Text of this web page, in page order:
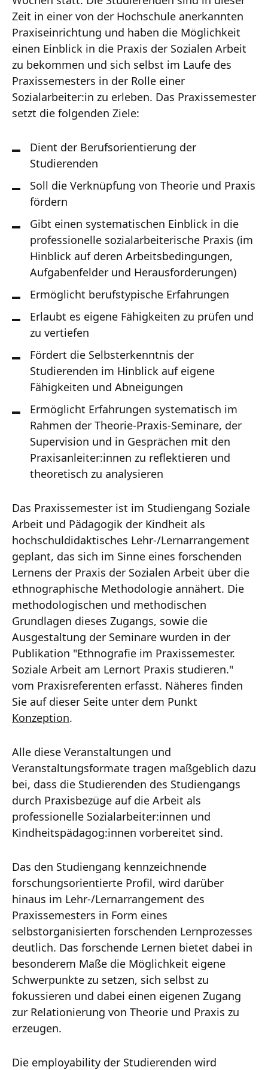
Zeit in einer von der Hochschule anerkannten
Praxiseinrichtung und haben die Möglichkeit
einen Einblick in die Praxis der Sozialen Arbeit
zu bekommen und sich selbst im Laufe des
Praxissemesters in der Rolle einer
Sozialarbeiter:in zu erleben. Das Praxissemester
setzt die folgenden Ziele:
Dient der Berufsorientierung der
Studierenden
Soll die Verknüpfung von Theorie und Praxis
fördern
Gibt einen systematischen Einblick in die
professionelle sozialarbeiterische Praxis (im
Hinblick auf deren Arbeitsbedingungen,
Aufgabenfelder und Herausforderungen)
Ermöglicht berufstypische Erfahrungen
Erlaubt es eigene Fähigkeiten zu prüfen und
zu vertiefen
Fördert die Selbsterkenntnis der
Studierenden im Hinblick auf eigene
Fähigkeiten und Abneigungen
Ermöglicht Erfahrungen systematisch im
Rahmen der Theorie-Praxis-Seminare, der
Supervision und in Gesprächen mit den
Praxisanleiter:innen zu reflektieren und
theoretisch zu analysieren
Das Praxissemester ist im Studiengang Soziale
Arbeit und Pädagogik der Kindheit als
hochschuldidaktisches Lehr-/Lernarrangement
geplant, das sich im Sinne eines forschenden
Lernens der Praxis der Sozialen Arbeit über die
ethnographische Methodologie annähert. Die
methodologischen und methodischen
Grundlagen dieses Zugangs, sowie die
Ausgestaltung der Seminare wurden in der
Publikation "Ethnografie im Praxissemester.
Soziale Arbeit am Lernort Praxis studieren."
vom Praxisreferenten erfasst. Näheres finden
Sie auf dieser Seite unter dem Punkt
Konzeption.
Alle diese Veranstaltungen und
Veranstaltungsformate tragen maßgeblich dazu
bei, dass die Studierenden des Studiengangs
durch Praxisbezüge auf die Arbeit als
professionelle Sozialarbeiter:innen und
Kindheitspädagog:innen vorbereitet sind.
Das den Studiengang kennzeichnende
forschungsorientierte Profil, wird darüber
hinaus im Lehr-/Lernarrangement des
Praxissemesters in Form eines
selbstorganisierten forschenden Lernprozesses
deutlich. Das forschende Lernen bietet dabei in
besonderem Maße die Möglichkeit eigene
Schwerpunkte zu setzen, sich selbst zu
fokussieren und dabei einen eigenen Zugang
zur Relationierung von Theorie und Praxis zu
erzeugen.
Die employability der Studierenden wird